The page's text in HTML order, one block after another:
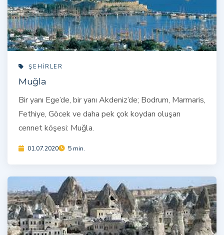
ŞEHIRLER
Muğla
Bir yanı Ege’de, bir yanı Akdeniz’de; Bodrum, Marmaris,
Fethiye, Göcek ve daha pek çok koydan oluşan
cennet köşesi: Muğla.
01.07.2020 5 min.